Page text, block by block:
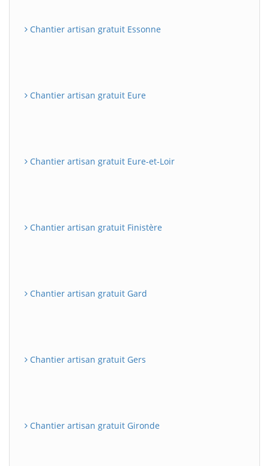
Chantier artisan gratuit Essonne
Chantier artisan gratuit Eure
Chantier artisan gratuit Eure-et-Loir
Chantier artisan gratuit Finistère
Chantier artisan gratuit Gard
Chantier artisan gratuit Gers
Chantier artisan gratuit Gironde